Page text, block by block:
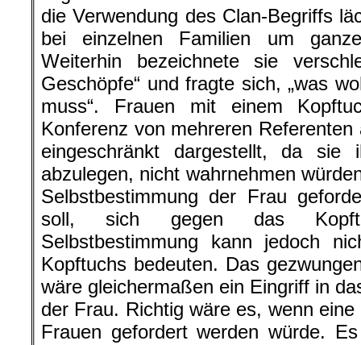
die Verwendung des Clan-Begriffs
bei einzelnen Familien um
Weiterhin bezeichnete sie
Geschöpfe“ und fragte sich, „was
muss“. Frauen mit einem
Konferenz von mehreren
eingeschränkt dargestellt, da sie
abzulegen, nicht wahrnehmen
Selbstbestimmung der Frau
soll, sich gegen das
Selbstbestimmung kann jedoch
Kopftuchs bedeuten. Das
wäre gleichermaßen ein Eingriff in
der Frau. Richtig wäre es, wenn
Frauen gefordert werden würde.